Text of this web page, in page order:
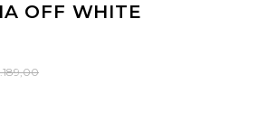
OFF WHITE